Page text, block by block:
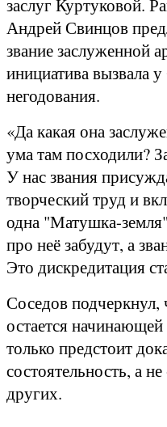
заслуг Куртуковой.
Андрей Свинцов
звание заслуженной
инициатива вызвала
негодования.
«Да какая она
ума там посходили?
У нас звания
творческий труд и
одна "Матушка-
про неё забудут, а
Это дискредитация
Соседов подчеркнул,
остается
только предстоит
состоятельность, а
других.